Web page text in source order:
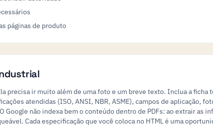
páginas de produto
precisa ir muito além de uma foto e um breve texto. Inclua a ficha
atendidas (ISO, ANSI, NBR, ASME), campos de aplicação,
não indexa bem o conteúdo dentro de PDFs: ao extrair as
Cada especificação que você coloca no HTML é uma